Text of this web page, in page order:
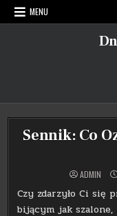
Skip
to
MENU
Sennik: Co
ADMIN
Czy zdarzyło Ci się
bijącym jak szalone,